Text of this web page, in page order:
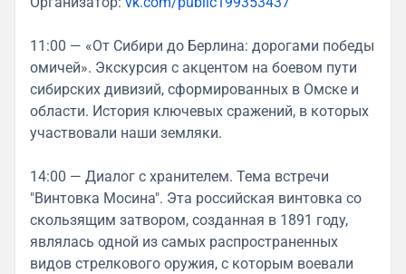
11:00 — «От Сибири до Берлина: дорогами победы
омичей». Экскурсия с акцентом на боевом пути
сибирских дивизий, сформированных в Омске и
области. История ключевых сражений, в которых
участвовали наши земляки.
14:00 — Диалог с хранителем. Тема встречи
"Винтовка Мосина". Эта российская винтовка со
скользящим затвором, созданная в 1891 году,
являлась одной из самых распространенных
видов стрелкового оружия, с которым воевали